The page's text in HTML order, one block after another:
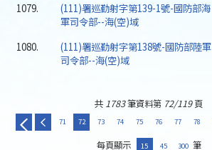
1079.
(111)署巡勤射字第139-1號-國防部海
軍司令部--海(空)域
1080.
(111)署巡勤射字第138號-國防部陸軍
司令部--海(空)域
共 1783筆資料第 72/119頁
71 72 73 74 75 76 77 78
每頁顯示 15 45 300 筆